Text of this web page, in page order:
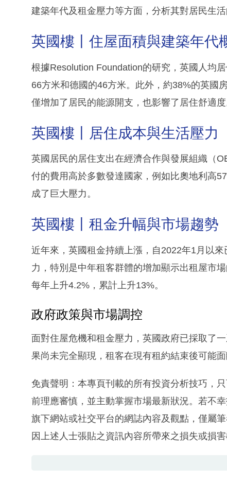
建築年代及租金壓力等方面，分析其對居民生活
英國樓丨住屋面積與建築年代
根據Resolution Foundation的研究，英國人均
66方米和德國的46方米。此外，約38%的英國
僅增加了居民的能源開支，也影響了居住舒適度
英國樓丨居住成本與生活壓力
英國居民的居住支出在經濟合作與發展組織（
付的費用高於多數發達國家，例如比奧地利高
成了巨大壓力。
英國樓丨租金升幅與市場趨勢
近年來，英國租金持續上漲，自2022年1月以
力，特別是中年租客群體的增加顯示出租屋市
每年上升4.2%，累計上升13%。
政府政策與市場調控
面對住屋危機和租金壓力，英國政府已採取了
果尚未完全顯現，租客在現有租約結束後可能面
免責聲明：本專頁刊載的所有投資分析技巧，
前理應審慎，並主動掌握市場最新狀況。若不
旗下網站或社交平台的網誌內容及觀點，僅屬
因上述人士張貼之資訊內容所帶來之損失或損害